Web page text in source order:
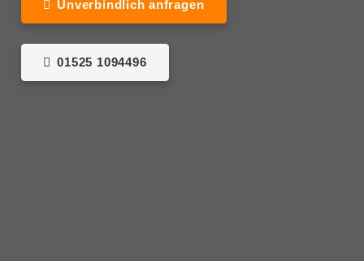
Unverbindlich anfragen
01525 1094496